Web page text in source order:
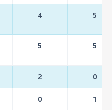
4 5
5 5
2 0
0 1